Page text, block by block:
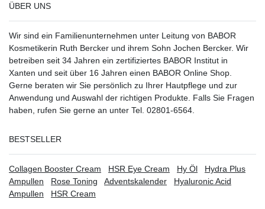
ÜBER UNS
Wir sind ein Familienunternehmen unter Leitung von BABOR
Kosmetikerin Ruth Bercker und ihrem Sohn Jochen Bercker. Wir
betreiben seit 34 Jahren ein zertifiziertes BABOR Institut in
Xanten und seit über 16 Jahren einen BABOR Online Shop.
Gerne beraten wir Sie persönlich zu Ihrer Hautpflege und zur
Anwendung und Auswahl der richtigen Produkte. Falls Sie Fragen
haben, rufen Sie gerne an unter Tel. 02801-6564.
BESTSELLER
Collagen Booster Cream HSR Eye Cream Hy Öl
Hydra Plus
Ampullen
Rose Toning Adventskalender
Hyaluronic Acid
Ampullen
HSR Cream